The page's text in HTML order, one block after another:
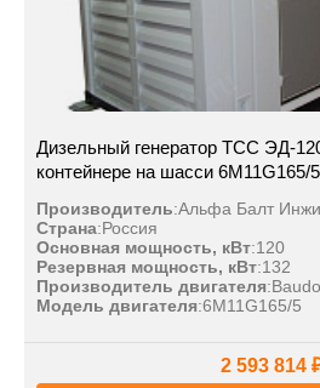
Дизельный генератор ТСС ЭД-
контейнере на шасси 6M11G165/5
Производитель:Альфа Балт
Страна:Россия
Основная мощность, кВт:120
Резервная мощность, кВт:132
Производитель двигателя:
Модель двигателя:6M11G165/5
2 593 814